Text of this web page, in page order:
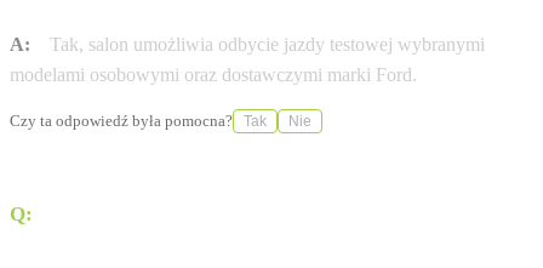
A:
Tak, salon umożliwia odbycie jazdy testowej wybranymi
modelami osobowymi oraz dostawczymi marki Ford.
Czy ta odpowiedź była pomocna? Tak Nie
Q: